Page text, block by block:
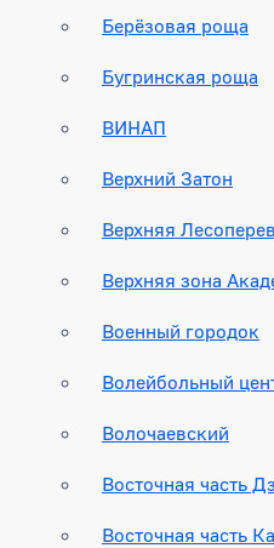
Берёзовая роща
Бугринская роща
ВИНАП
Верхний Затон
Верхняя
Верхняя зона
Военный городок
Волейбольный
Волочаевский
Восточная часть
Восточная часть